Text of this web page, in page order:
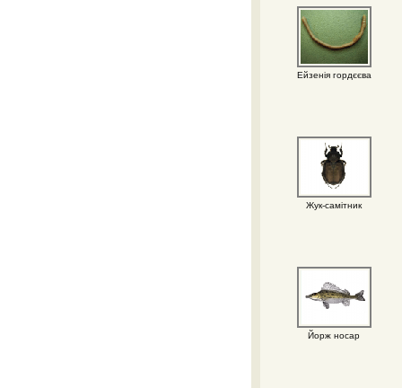
Ейзенія гордєєва
Жук-самітник
Йорж носар